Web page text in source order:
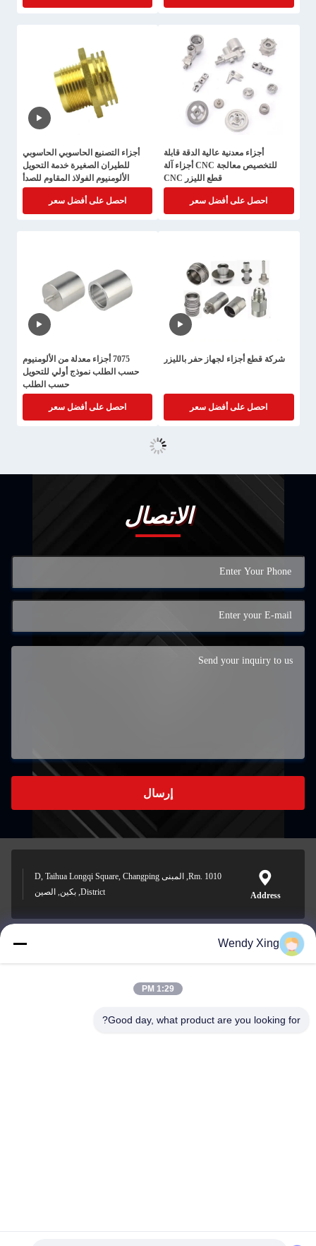
أجزاء معدنية عالية الدقة قابلة
للتخصيص معالجة CNC أجزاء آلة
قطع الليزر CNC
احصل على أفضل سعر
أجزاء التصنيع الحاسوبي الحاسوبي
للطيران الصغيرة خدمة التحويل
الألومنيوم الفولاذ المقاوم للصدأ
احصل على أفضل سعر
شركة قطع أجزاء لجهاز حفر بالليزر
احصل على أفضل سعر
7075 أجزاء معدلة من الألومنيوم
حسب الطلب نموذج أولي للتحويل
حسب الطلب
احصل على أفضل سعر
الاتصال
إرسال
Address
Rm. 1010, المبنى D, Taihua Longqi Square, Changping
District, بكين, الصين
jesingd@vip.sina.com
Wendy Xing
1:29 PM
Good day, what product are you looking for?